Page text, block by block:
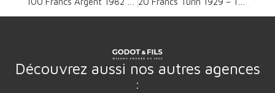
Découvrez aussi nos autres agences
: